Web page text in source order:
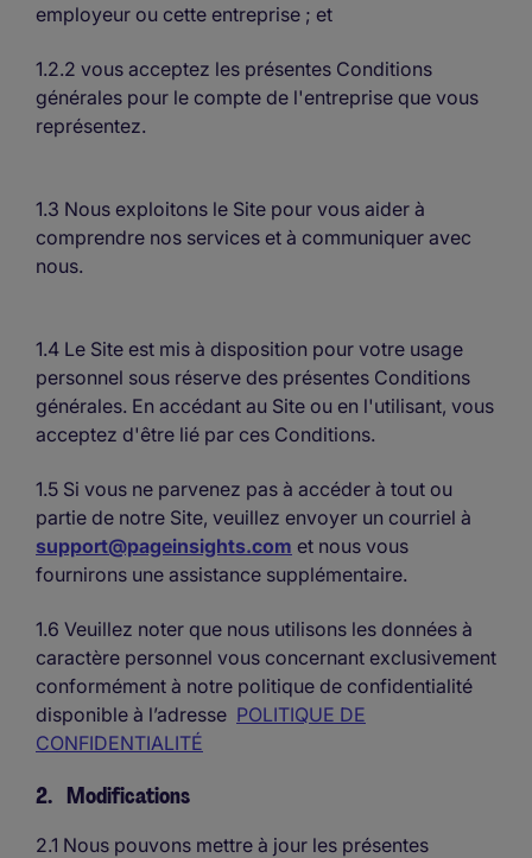
employeur ou cette entreprise ; et
1.2.2 vous acceptez les présentes Conditions
générales pour le compte de l'entreprise que vous
représentez.
1.3 Nous exploitons le Site pour vous aider à
comprendre nos services et à communiquer avec
nous.
1.4 Le Site est mis à disposition pour votre usage
personnel sous réserve des présentes Conditions
générales. En accédant au Site ou en l'utilisant, vous
acceptez d'être lié par ces Conditions.
1.5 Si vous ne parvenez pas à accéder à tout ou
partie de notre Site, veuillez envoyer un courriel à
support@pageinsights.com et nous vous
fournirons une assistance supplémentaire.
1.6 Veuillez noter que nous utilisons les données à
caractère personnel vous concernant exclusivement
conformément à notre politique de confidentialité
disponible à l’adresse POLITIQUE DE
CONFIDENTIALITÉ
2. Modifications
2.1 Nous pouvons mettre à jour les présentes